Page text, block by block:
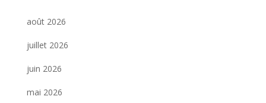
août 2026
juillet 2026
juin 2026
mai 2026